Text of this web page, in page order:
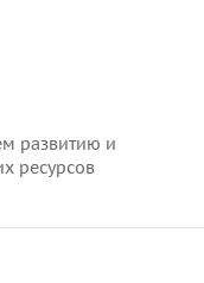
развитию и
ресурсов